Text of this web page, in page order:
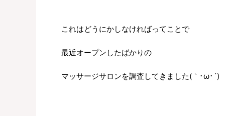
これはどうにかしなければってことで
最近オープンしたばかりの
マッサージサロンを調査してきました(｀･ω･´)